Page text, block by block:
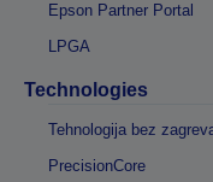
Epson Partner Portal
LPGA
Technologies
Tehnologija bez
PrecisionCore